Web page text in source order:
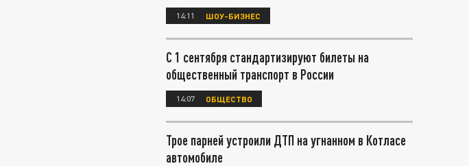
14:11 ШОУ-БИЗНЕС
С 1 сентября стандартизируют билеты на
общественный транспорт в России
14:07 ОБЩЕСТВО
Трое парней устроили ДТП на угнанном в Котласе
автомобиле